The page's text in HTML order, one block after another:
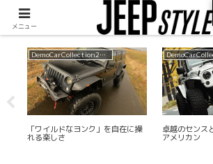
DemoCarCollection2016
「ワイルドなヨンク」を自在に操
れる楽しさ
卓越のセンス
アメリカン
メニュー